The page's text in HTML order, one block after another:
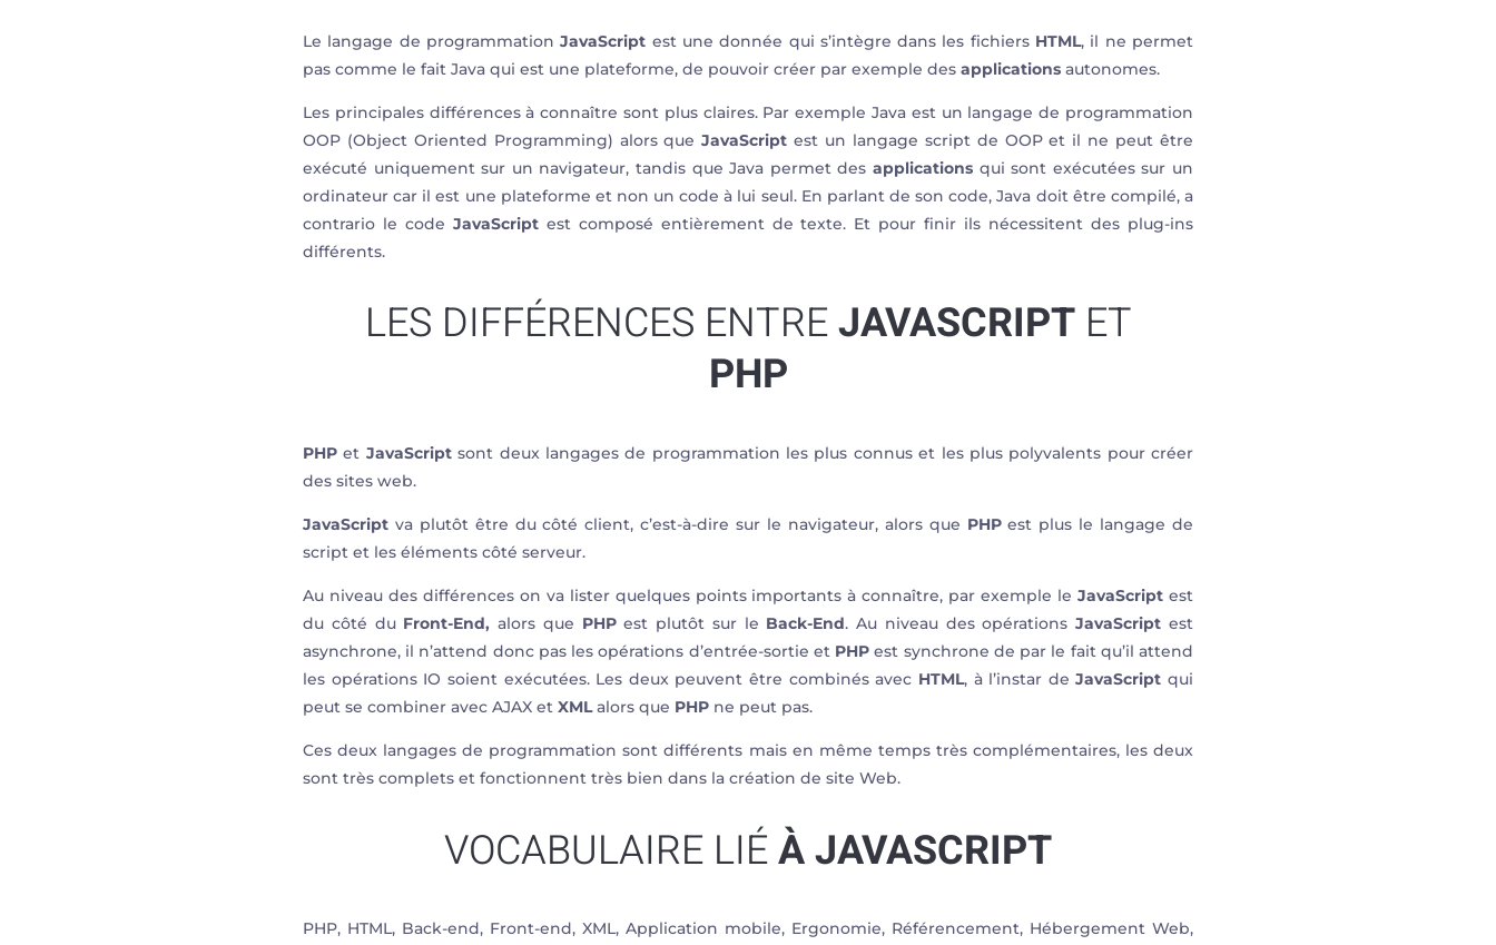
Le langage de programmationJavaScript est une donnée qui s’intègre dans les fichiers HTML, il ne permet
pas comme le fait Java qui est une plateforme, de pouvoir créer par exemple des applications autonomes.
Les principales différences à connaître sont plus claires. Par exemple Java est un langage de programmation
OOP (Object Oriented Programming) alors queJavaScript est un langage script de OOP et il ne peut être
exécuté uniquement sur un navigateur, tandis que Java permet des applications qui sont exécutées sur un
ordinateur car il est une plateforme et non un code à lui seul. En parlant de son code, Java doit être compilé, a
contrario le code JavaScriptest composé entièrement de texte. Et pour finir ils nécessitent des plug-ins
différents.
LES DIFFÉRENCES ENTREJAVASCRIPTET
PHP
PHP et JavaScriptsont deux langages de programmation les plus connus et les plus polyvalents pour créer
des sites web.
JavaScript va plutôt être du côté client, c’est-à-dire sur le navigateur, alors que PHPest plus le langage de
script et les éléments côté serveur.
Au niveau des différences on va lister quelques points importants à connaître, par exemple leJavaScript est
du côté duFront-End, alors que PHPest plutôt sur le Back-End. Au niveau des opérationsJavaScript est
asynchrone, il n’attend donc pas les opérations d’entrée-sortie et PHP est synchrone de par le fait qu’il attend
les opérations IO soient exécutées. Les deux peuvent être combinés avec HTML, à l’instar deJavaScript qui
peut se combiner avec AJAX et XMLalors que PHP ne peut pas.
Ces deux langages de programmation sont différents mais en même temps très complémentaires, les deux
sont très complets et fonctionnent très bien dans la création de site Web.
VOCABULAIRE LIÉÀ JAVASCRIPT
PHP, HTML, Back-end, Front-end, XML, Application mobile, Ergonomie, Référencement, Hébergement Web,